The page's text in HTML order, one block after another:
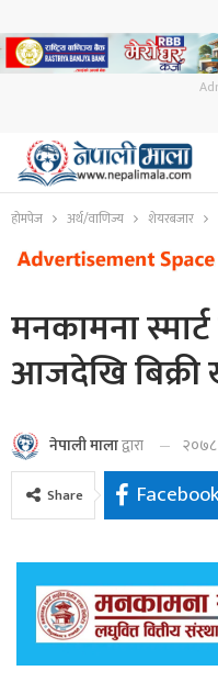
होमपेज अर्थ/वाणिज्य शेयरबजार
मनकामना
आजदेखि
नेपाली मालाद्वारा २०७८
Share